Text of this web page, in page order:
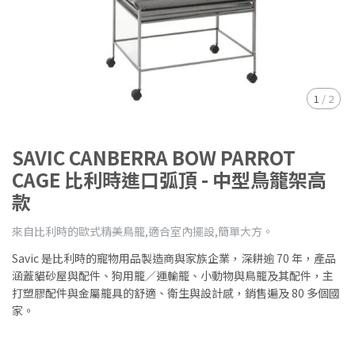
1 / 2
SAVIC CANBERRA BOW PARROT
CAGE 比利時進口弧頂 - 中型鳥籠架高
款
來自比利時的歐式精美鳥籠,適合室內擺設,簡單大方。
Savic 是比利時的寵物用品製造商與家族企業，深耕逾 70 年，產品
涵蓋貓砂屋與配件、狗用籠／運輸籠、小動物與鳥籠及其配件，主
打塑膠配件與金屬籠具的舒適、衛生與設計感，銷售遍及 80 多個國
家。